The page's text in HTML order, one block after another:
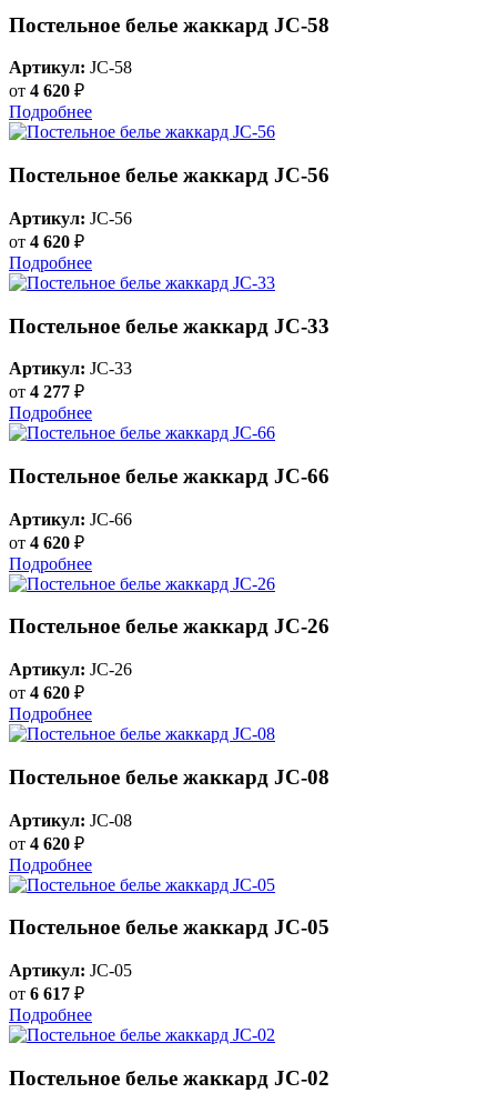
Постельное белье жаккард JC-58
Артикул: JC-58
от 4 620 ₽
Подробнее
Постельное белье жаккард JC-56
Артикул: JC-56
от 4 620 ₽
Подробнее
Постельное белье жаккард JC-33
Артикул: JC-33
от 4 277 ₽
Подробнее
Постельное белье жаккард JC-66
Артикул: JC-66
от 4 620 ₽
Подробнее
Постельное белье жаккард JC-26
Артикул: JC-26
от 4 620 ₽
Подробнее
Постельное белье жаккард JC-08
Артикул: JC-08
от 4 620 ₽
Подробнее
Постельное белье жаккард JC-05
Артикул: JC-05
от 6 617 ₽
Подробнее
Постельное белье жаккард JC-02